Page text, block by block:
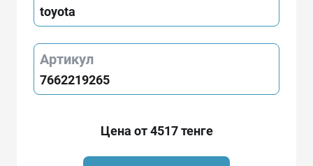
toyota
Артикул
7662219265
Цена от 4517 тенге